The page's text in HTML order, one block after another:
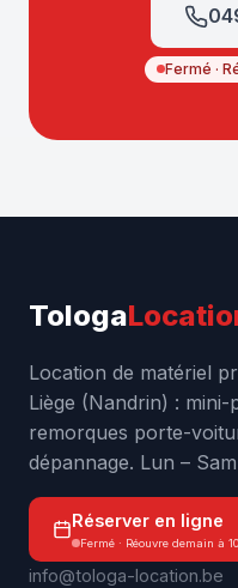
Fermé ·
Tologa
Location de matériel
Liège (Nandrin) :
remorques porte-
dépannage. Lun –
Réserver en ligne
Fermé · Réouvre demain à
info@tologa-location.be